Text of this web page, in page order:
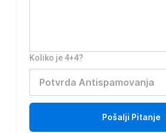
Koliko je 4+4?
Pošalji Pitanje